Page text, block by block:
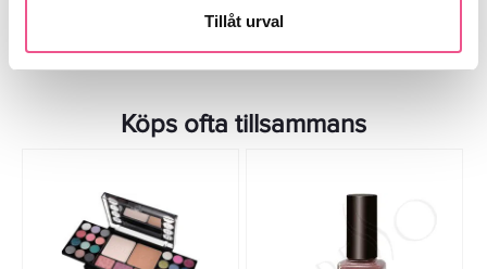
Tillåt urval
Köps ofta tillsammans